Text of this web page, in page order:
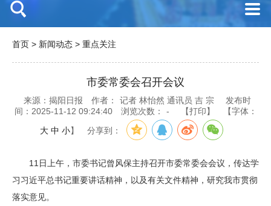
首页 > 新闻动态 > 重点关注
市委常委会召开会议
来源：揭阳日报 作者： 记者 林怡然 通讯员 吉 宗
发布时
间：2025-11-12 09:24:40
浏览次数： - 【打印】 【字体：
大 中 小】 分享到：
11日上午，市委书记曾风保主持召开市委常委会会议，传达学
习习近平总书记重要讲话精神，以及有关文件精神，研究我市贯彻
落实意见。